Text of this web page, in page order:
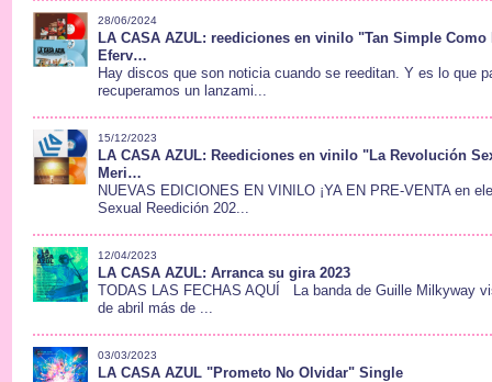
28/06/2024
LA CASA AZUL: reediciones en vinilo "Tan Simple
Eferv…
Hay discos que son noticia cuando se reeditan. Y es lo que
recuperamos un lanzami...
15/12/2023
LA CASA AZUL: Reediciones en vinilo "La Revolución
Meri…
NUEVAS EDICIONES EN VINILO ¡YA EN PRE-VENTA en
Sexual Reedición 202...
12/04/2023
LA CASA AZUL: Arranca su gira 2023
TODAS LAS FECHAS AQUÍ La banda de Guille Milkyway
de abril más de ...
03/03/2023
LA CASA AZUL "Prometo No Olvidar" Single